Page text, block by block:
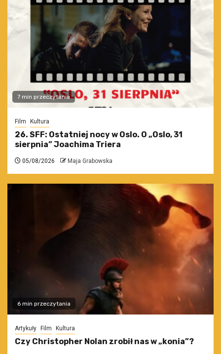
7 min przeczytania
Film Kultura
26. SFF: Ostatniej nocy w Oslo. O „Oslo, 31
sierpnia” Joachima Triera
05/08/2026 Maja Grabowska
6 min przeczytania
Artykuły Film Kultura
Czy Christopher Nolan zrobił nas w „konia”?